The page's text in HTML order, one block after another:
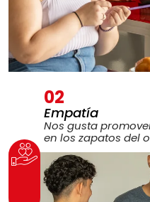
02
Empatía
Nos gusta
en los zapatos del